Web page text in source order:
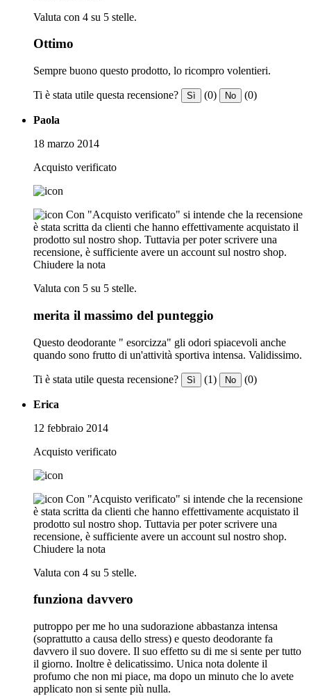
Valuta con 4 su 5 stelle.
Ottimo
Sempre buono questo prodotto, lo ricompro volentieri.
Ti è stata utile questa recensione? Sì (0) No (0)
Paola
18 marzo 2014
Acquisto verificato
Con "Acquisto verificato" si intende che la recensione
è stata scritta da clienti che hanno effettivamente acquistato il
prodotto sul nostro shop. Tuttavia per poter scrivere una
recensione, è sufficiente avere un account sul nostro shop.
Chiudere la nota
Valuta con 5 su 5 stelle.
merita il massimo del punteggio
Questo deodorante " esorcizza" gli odori spiacevoli anche
quando sono frutto di un'attività sportiva intensa. Validissimo.
Ti è stata utile questa recensione? Sì (1) No (0)
Erica
12 febbraio 2014
Acquisto verificato
Con "Acquisto verificato" si intende che la recensione
è stata scritta da clienti che hanno effettivamente acquistato il
prodotto sul nostro shop. Tuttavia per poter scrivere una
recensione, è sufficiente avere un account sul nostro shop.
Chiudere la nota
Valuta con 4 su 5 stelle.
funziona davvero
putroppo per me ho una sudorazione abbastanza intensa
(soprattutto a causa dello stress) e questo deodorante fa
davvero il suo dovere. Il suo effetto su di me si sente per tutto
il giorno. Inoltre è delicatissimo. Unica nota dolente il
profumo che non mi piace, ma dopo un minuto che lo avete
applicato non si sente più nulla.